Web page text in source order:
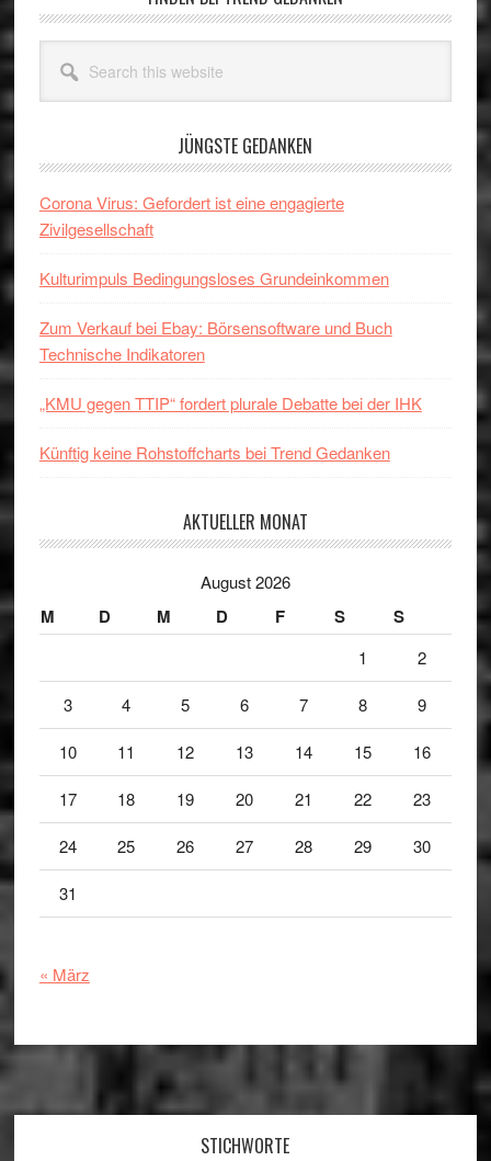
Sidebar
this
website
JÜNGSTE GEDANKEN
Corona Virus: Gefordert ist eine engagierte
Zivilgesellschaft
Kulturimpuls Bedingungsloses Grundeinkommen
Zum Verkauf bei Ebay: Börsensoftware und Buch
Technische Indikatoren
„KMU gegen TTIP“ fordert plurale Debatte bei der IHK
Künftig keine Rohstoffcharts bei Trend Gedanken
AKTUELLER MONAT
August 2026
M D M D F S S
1 2
3 4 5 6 7 8 9
10 11 12 13 14 15 16
17 18 19 20 21 22 23
24 25 26 27 28 29 30
31
« März
STICHWORTE